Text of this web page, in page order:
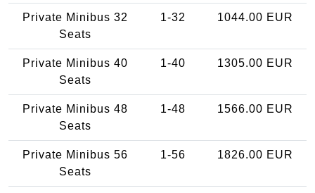
Private Minibus 32
Seats
1-32 1044.00 EUR
Private Minibus 40
Seats
1-40 1305.00 EUR
Private Minibus 48
Seats
1-48 1566.00 EUR
Private Minibus 56
Seats
1-56 1826.00 EUR